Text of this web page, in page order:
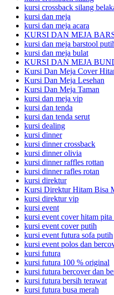
kursi crossback silang
kursi dan meja
kursi dan meja acara
KURSI DAN MEJA
kursi dan meja barstool
kursi dan meja bulat
KURSI DAN MEJA
Kursi Dan Meja Cover
Kursi Dan Meja Lesehan
Kursi Dan Meja Taman
kursi dan meja vip
kursi dan tenda
kursi dan tenda serut
kursi dealing
kursi dinner
kursi dinner crossback
kursi dinner olivia
kursi dinner raffles rottan
kursi dinner rafles rotan
kursi direktur
Kursi Direktur Hitam Bisa
kursi direktur vip
kursi event
kursi event cover hitam pita
kursi event cover putih
kursi event futura sofa putih
kursi event polos dan
kursi futura
kursi futura 100 % original
kursi futura bercover dan
kursi futura bersih terawat
kursi futura busa merah